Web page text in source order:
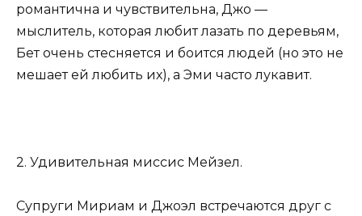
романтична и чувствительна, Джо —
мыслитель, которая любит лазать по деревьям,
Бет очень стесняется и боится людей (но это не
мешает ей любить их), а Эми часто лукавит.
2. Удивительная миссис Мейзел.
Супруги Мириам и Джоэл встречаются друг с